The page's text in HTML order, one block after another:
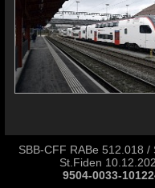
SBB-CFF RABe 512.018 /
St.Fiden
9504-0033-